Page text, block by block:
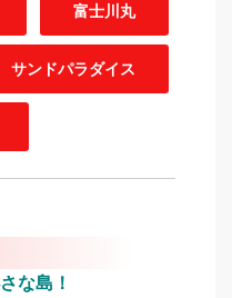
富士川丸
サンドパラダイス
な島！